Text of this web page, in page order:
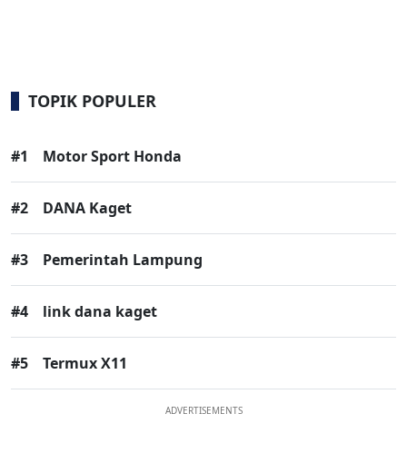
TOPIK POPULER
#1 Motor Sport Honda
#2 DANA Kaget
#3 Pemerintah Lampung
#4 link dana kaget
#5 Termux X11
ADVERTISEMENTS